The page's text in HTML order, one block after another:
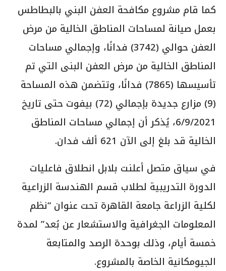
كما قام مشروع مكافحة العفن البني بالبطاطس
بعمل صيانة لمساحات المناطق الخالية من مرض
العفن حوالي (3742) فدانًا، وإجمالي مساحات
المناطق الخالية من مرض العفن البنى التي تم
تأسيسها (7865) فدانًا، وتتضمن هذه المساحة
(9) مزارع جديدة بإجمالي (72) بيفوت حتى تاريخ
6/9/2021، يُذكر أن إجمالي مساحات المناطق
الخالية قد بلغ إلى الآن 621 ألف فدان.
في سياق متصل أعلنت بلابل انطلاق فاعليات
الدورة التدريبية لطلاب قسم الهندسة الزراعية
لكلية الزراعة جامعة القاهرة تحت عنوان “نظم
المعلومات الجغرافية والاستشعار عن بُعد” لمدة
خمسة أيام، وذلك بوحدة الرصد والمتابعة
الجيومكانية الخاصة بالمشروع.